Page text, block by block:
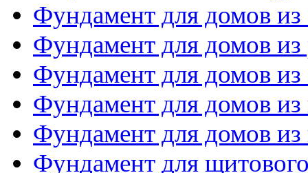
Фундамент для домов из
Фундамент для домов из
Фундамент для домов
Фундамент для домов
Фундамент для домов из
Фундамент для